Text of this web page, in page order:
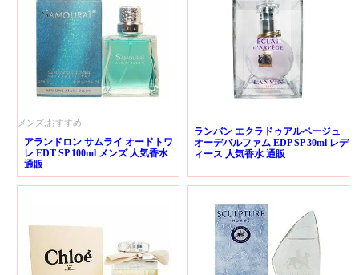
メンズ,おすすめ
アランドロン サムライ オードトワ
レ EDT SP 100ml メンズ 人気香水
通販
ランバン エクラドゥアルページュ
オーデパルファム EDP SP 30ml レデ
ィース 人気香水 通販